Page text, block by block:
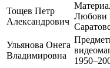
Тощев Петр
Александрович
Любови
Ульянова Онега
Владимировна